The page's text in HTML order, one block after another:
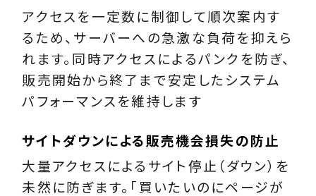
アクセスを一定数に制御して順次案内す
るため、サーバーへの急激な負荷を抑えら
れます。同時アクセスによるパンクを防ぎ、
販売開始から終了まで安定したシステム
パフォーマンスを維持します
サイトダウンによる販売機会損失の防止
大量アクセスによるサイト停止（ダウン）を
未然に防ぎます。「買いたいのにページが